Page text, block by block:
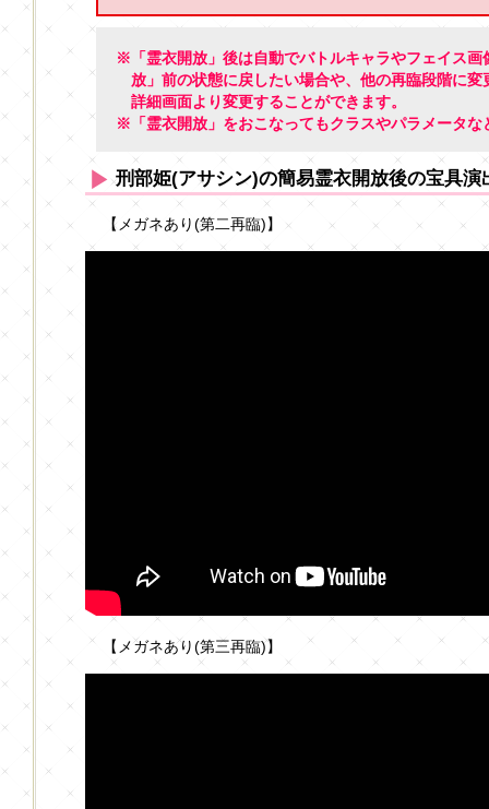
※「霊衣開放」後は自動でバトルキャラやフェイス画
放」前の状態に戻したい場合や、他の再臨段階に
詳細画面より変更することができます。
※「霊衣開放」をおこなってもクラスやパラメータな
刑部姫(アサシン)の簡易霊衣開放後の宝具演
【メガネあり(第二再臨)】
【メガネあり(第三再臨)】